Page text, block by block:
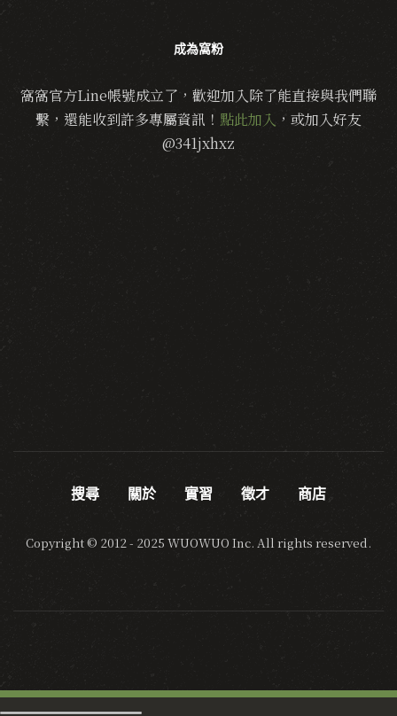
成為窩粉
窩窩官方Line帳號成立了，歡迎加入除了能直接與我們聯
繫，還能收到許多專屬資訊！ 點此加入 ，或加入好友
@341jxhxz
搜尋 關於 實習 徵才 商店
Copyright © 2012 - 2025 WUOWUO Inc. All rights reserved.